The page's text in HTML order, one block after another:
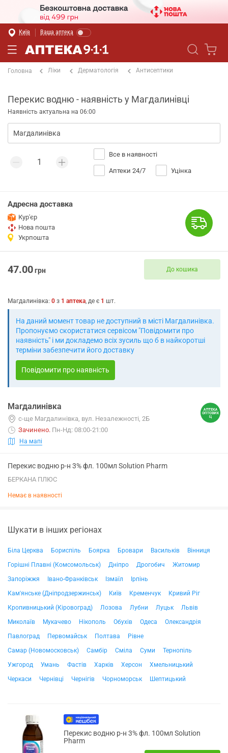
Київ Ваша аптека
Головна Ліки Дерматологія Антисептики
Перекис водню - наявність у Магдалинівці
Наявність актуальна на 06:00
Все в наявності
Аптеки 24/7 Уцінка
Адресна доставка
Кур'єр
Нова пошта
Укрпошта
47.00грн До кошика
Магдалинівка: 0 з 1 аптека, де є 1 шт.
На даний момент товар не доступний в місті Магдалинівка.
Пропонуємо скористатися сервісом "Повідомити про
наявність" і ми докладемо всіх зусиль що б в найкоротші
терміни забезпечити його доставку
Повідомити про наявність
Магдалинівка
с-ще Магдалинівка, вул. Незалежності, 2Б
Зачинено. Пн-Нд: 08:00-21:00
На мапі
Перекис водню р-н 3% фл. 100мл Solution Pharm
БЕРКАНА ПЛЮС
Немає в наявності
Шукати в інших регіонах
Біла Церква Бориспіль Боярка Бровари Васильків
Вінниця
Горішні Плавні (Комсомольськ)
Дніпро Дрогобич
Житомир
Запоріжжя
Івано-Франківськ Ізмаїл
Ірпінь
Кам'янське (Дніпродзержинськ)
Київ Кременчук
Кривий Ріг
Кропивницький (Кіровоград)
Лозова Лубни Луцьк
Львів
Миколаїв
Мукачево Нікополь Обухів Одеса
Олександрія
Павлоград
Первомайськ Полтава
Рівне
Самар (Новомосковськ)
Самбір Сміла Суми
Тернопіль
Ужгород
Умань Фастів Харків Херсон
Хмельницький
Черкаси
Чернівці Чернігів Чорноморськ Шептицький
Перекис водню р-н 3% фл. 100мл Solution
Pharm